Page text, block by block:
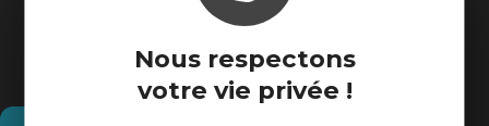
Nous respectons
votre vie privée !